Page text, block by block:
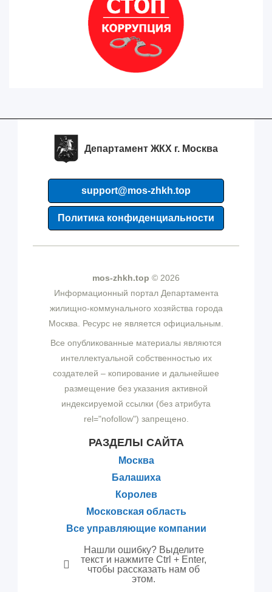
Департамент ЖКХ г. Москва
support@mos-zhkh.top
Политика конфиденциальности
mos-zhkh.top © 2026
Информационный портал Департамента
жилищно-коммунального хозяйства города
Москва. Ресурс не является официальным.
Все опубликованные материалы являются
интеллектуальной собственностью их
создателей – копирование и дальнейшее
размещение без указания активной
индексируемой ссылки (без атрибута
rel="nofollow") запрещено.
РАЗДЕЛЫ САЙТА
Москва
Балашиха
Королев
Московская область
Все управляющие компании
Нашли ошибку? Выделите
текст и нажмите Ctrl + Enter,
чтобы рассказать нам об
этом.